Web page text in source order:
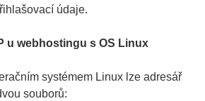
údaje.
u webhostingu s OS Linux
systémem Linux lze adresář
souborů: